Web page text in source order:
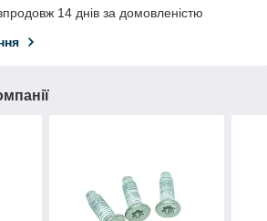
14 днів за домовленістю